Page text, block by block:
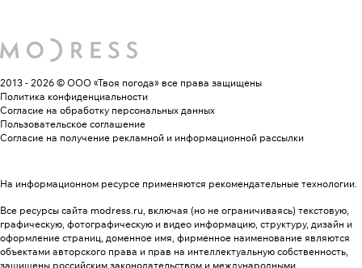
2013 - 2026 © ООО «Твоя погода» все права защищены
Политика конфиденциальности
Согласие на обработку персональных данных
Пользовательское соглашение
Согласие на получение рекламной и информационной рассылки
На информационном ресурсе применяются рекомендательные технологии.
Все ресурсы сайта modress.ru, включая (но не ограничиваясь) текстовую,
графическую, фотографическую и видео информацию, структуру, дизайн и
оформление страниц, доменное имя, фирменное наименование являются
объектами авторского права и прав на интеллектуальную собственность,
защищены российским законодательством и международными